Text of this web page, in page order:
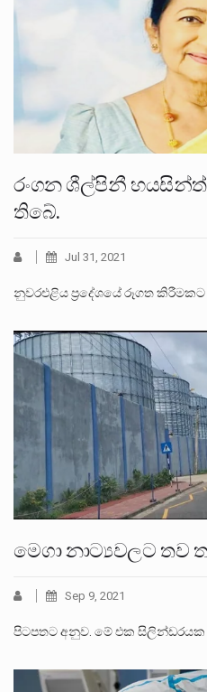
රංගන ශීල්පිනී
තිබේ.
Jul 31, 2021
නුවරඑළිය ප්‍රදේශයේ රූගත කිරීමකට
මෙගා නාට්‍යවලට තව
Sep 9, 2021
පිටපතට අනුව. මේ එක